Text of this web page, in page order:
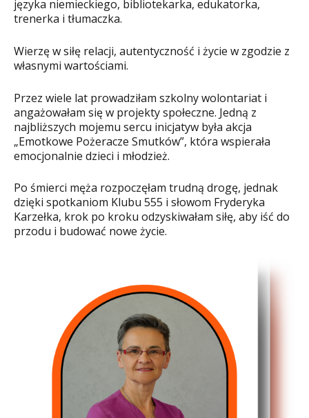
języka niemieckiego, bibliotekarka, edukatorka,
trenerka i tłumaczka.
Wierzę w siłę relacji, autentyczność i życie w zgodzie z
własnymi wartościami.
Przez wiele lat prowadziłam szkolny wolontariat i
angażowałam się w projekty społeczne. Jedną z
najbliższych mojemu sercu inicjatyw była akcja
„Emotkowe Pożeracze Smutków”, która wspierała
emocjonalnie dzieci i młodzież.
Po śmierci męża rozpoczęłam trudną drogę, jednak
dzięki spotkaniom Klubu 555 i słowom Fryderyka
Karzełka, krok po kroku odzyskiwałam siłę, aby iść do
przodu i budować nowe życie.